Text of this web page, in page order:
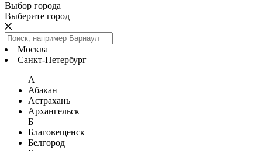
Выбор города
Выберите город
Москва
Санкт-Петербург
А
Абакан
Астрахань
Архангельск
Б
Благовещенск
Белгород